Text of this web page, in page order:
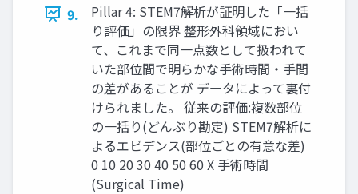
9.
Pillar 4: STEM7解析が証明した「一括
り評価」の限界 整形外科領域におい
て、これまで同一点数として扱われて
いた部位間で明らかな手術時間・手間
の差があることが データによって裏付
けられました。 従来の評価:複数部位
の一括り(どんぶり勘定) STEM7解析に
よるエビデンス(部位ごとの有意な差)
0 10 20 30 40 50 60 X 手術時間
(Surgical Time)